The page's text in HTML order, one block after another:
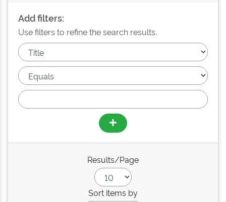
Add filters:
Use filters to refine the search results.
Results/Page
Sort items by